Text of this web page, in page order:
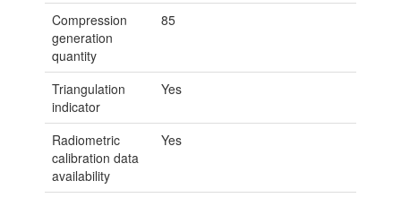
Compression
generation
quantity
85
Triangulation
indicator
Yes
Radiometric
calibration data
availability
Yes